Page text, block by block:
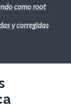
como root
y corregidas